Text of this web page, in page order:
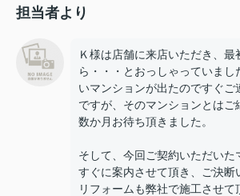
担当者より
Ｋ様は店舗に来店いただき、
ら・・・とおっしゃっていまし
いマンションが出たのですぐご
ですが、そのマンションとはご
数か月お待ち頂きました。
そして、今回ご契約いただいた
すぐに案内させて頂き、ご決断
リフォームも弊社で施工させ